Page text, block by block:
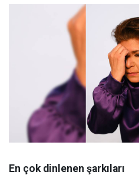
En çok dinlenen şarkıları